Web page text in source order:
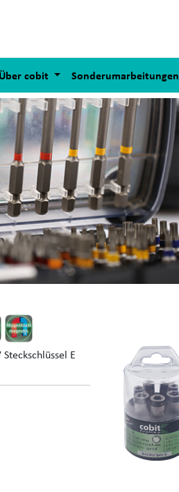
Über cobit Sonderumarbeitungen
E